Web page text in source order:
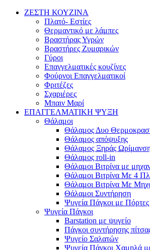
ΖΕΣΤΗ ΚΟΥΖΙΝΑ
Πλατό- Εστίες
Θερμαντικό με λάμπες
Βραστήρας Υγρών
Βραστήρες Ζυμαρικών
Γύροι
Επαγγελματικές κουζίνες
Φούρνοι Επαγγελματικοί
Φριτέζες
Σχαριέρες
Μπαιν Μαρί
ΕΠΑΓΓΕΛΜΑΤΙΚΗ ΨΥΞΗ
Θάλαμοι
Θάλαμος Δυο
Θάλαμος απόψυξης
Θάλαμος Ξηράς
Θάλαμος roll-in
Θάλαμοι Βιτρίνα με
Θάλαμοι Βιτρίνα Με 4
Θάλαμοι Βιτρίνα Με
Θάλαμοι Συντήρηση
Ψυγεία Πάγκοι με
Ψυγεία Πάγκοι
Barstation με ψυγείο
Πάγκοι συντήρησης
Ψυγείο Σαλατών
Ψυγεία Πάγκοι Χαμηλά